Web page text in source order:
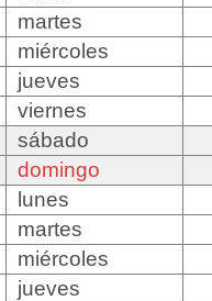
martes
miércoles
jueves
viernes
sábado
domingo
lunes
martes
miércoles
jueves